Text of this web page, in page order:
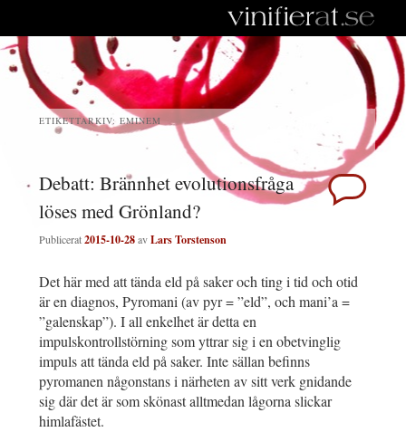
ETIKETTARKIV: EMINEM
Debatt: Brännhet evolutionsfråga
löses med Grönland?
Publicerat2015-10-28avLars Torstenson
Det här med att tända eld på saker och ting i tid och otid
är en diagnos, Pyromani (av pyr = ”eld”, och mani’a =
”galenskap”). I all enkelhet är detta en
impulskontrollstörning som yttrar sig i en obetvinglig
impuls att tända eld på saker. Inte sällan befinns
pyromanen någonstans i närheten av sitt verk gnidande
sig där det är som skönast alltmedan lågorna slickar
himlafästet.